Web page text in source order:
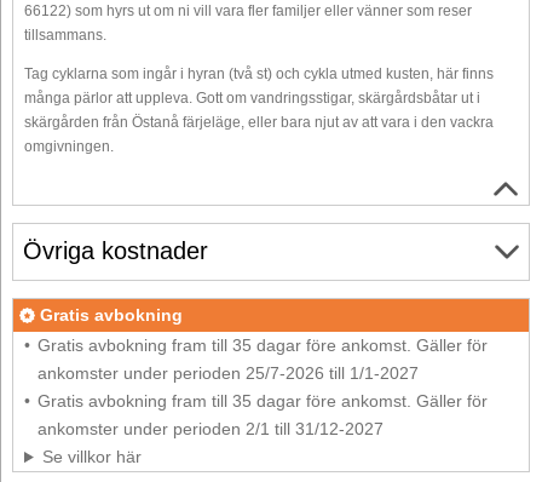
66122) som hyrs ut om ni vill vara fler familjer eller vänner som reser
tillsammans.
Tag cyklarna som ingår i hyran (två st) och cykla utmed kusten, här finns
många pärlor att uppleva. Gott om vandringsstigar, skärgårdsbåtar ut i
skärgården från Östanå färjeläge, eller bara njut av att vara i den vackra
omgivningen.
Övriga kostnader
Gratis avbokning
Gratis avbokning fram till 35 dagar före ankomst. Gäller för
ankomster under perioden 25/7-2026 till 1/1-2027
Gratis avbokning fram till 35 dagar före ankomst. Gäller för
ankomster under perioden 2/1 till 31/12-2027
Se villkor här